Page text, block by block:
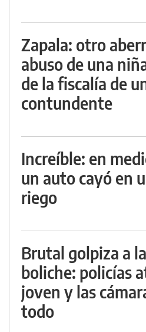
Zapala: otro
abuso de una
de la fiscalía de
contundente
Increíble: en
un auto cayó en
riego
Brutal golpiza a
boliche: policías
joven y las
todo